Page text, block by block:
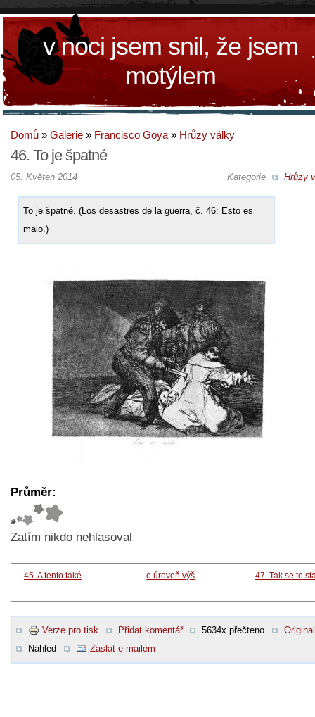
v noci jsem snil, že jsem
motýlem
Domů » Galerie » Francisco Goya » Hrůzy války
46. To je špatné
Kategorie Hrůzy
05. Květen 2014
To je špatné. (Los desastres de la guerra, č. 46: Esto es
malo.)
Průměr:
Zatím nikdo nehlasoval
45. A tento také o úroveň výš 47. Tak se to
Verze pro tisk Přidat komentář 5634x přečteno
Original
Náhled
Zaslat e-mailem